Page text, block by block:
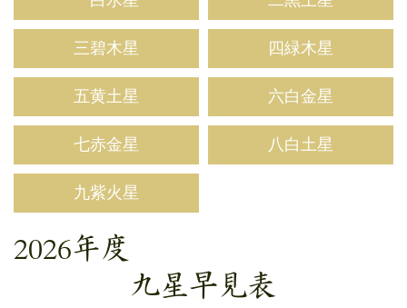
三碧木星 四緑木星
五黄土星 六白金星
七赤金星 八白土星
九紫火星
2026年度
九星早見表